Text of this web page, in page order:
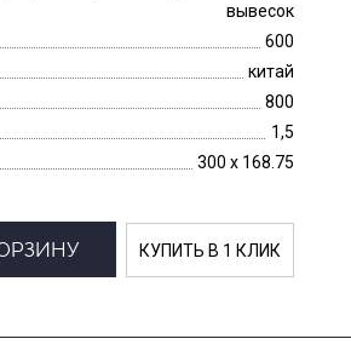
вывесок
600
китай
800
1,5
300 x 168.75
КУПИТЬ В 1 КЛИК